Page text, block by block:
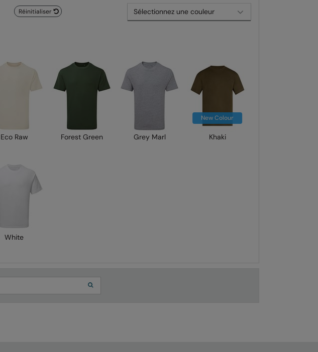
Réinitialiser
Eco Raw Forest Green Grey Marl
New Colour
Khaki
White